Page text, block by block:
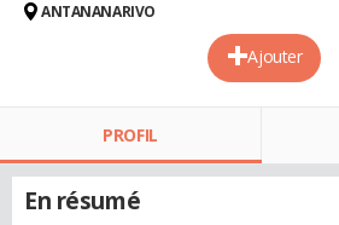
Ajouter
ANTANANARIVO
PROFIL
En résumé